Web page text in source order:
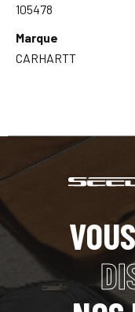
105478
Marque
CARHARTT